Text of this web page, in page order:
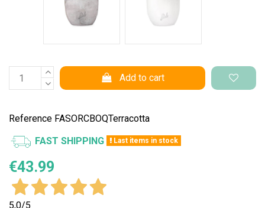
Add to cart
Reference FASORCBOQTerracotta
FAST SHIPPING Last items in stock
€43.99
5,0/5